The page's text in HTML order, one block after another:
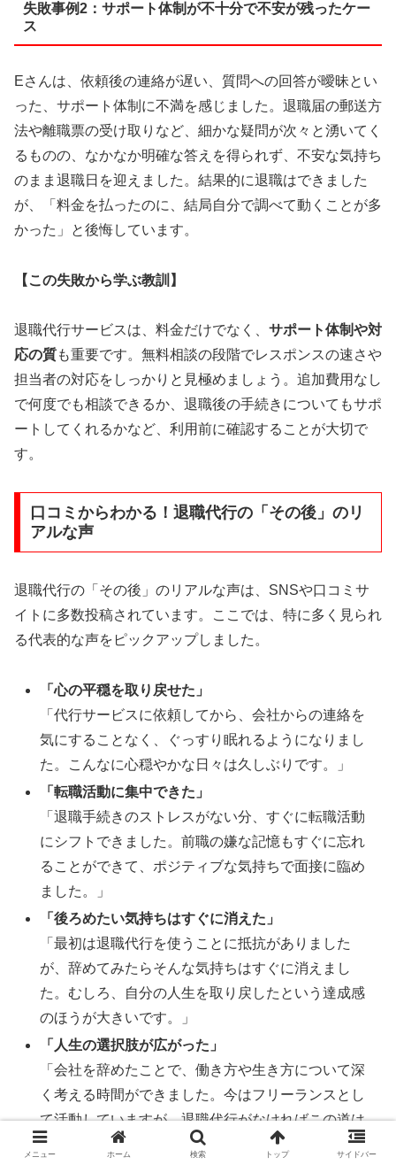
失敗事例2：サポート体制が不十分で不安が残ったケー
ス
Eさんは、依頼後の連絡が遅い、質問への回答が曖昧とい
った、サポート体制に不満を感じました。退職届の郵送方
法や離職票の受け取りなど、細かな疑問が次々と湧いてく
るものの、なかなか明確な答えを得られず、不安な気持ち
のまま退職日を迎えました。結果的に退職はできました
が、「料金を払ったのに、結局自分で調べて動くことが多
かった」と後悔しています。
【この失敗から学ぶ教訓】
退職代行サービスは、料金だけでなく、 サポート体制や対
応の質も重要です。無料相談の段階でレスポンスの速さや
担当者の対応をしっかりと見極めましょう。追加費用なし
で何度でも相談できるか、退職後の手続きについてもサポ
ートしてくれるかなど、利用前に確認することが大切で
す。
口コミからわかる！退職代行の「その後」のリ
アルな声
退職代行の「その後」のリアルな声は、SNSや口コミサ
イトに多数投稿されています。ここでは、特に多く見られ
る代表的な声をピックアップしました。
「心の平穏を取り戻せた」
「代行サービスに依頼してから、会社からの連絡を
気にすることなく、ぐっすり眠れるようになりまし
た。こんなに心穏やかな日々は久しぶりです。」
「転職活動に集中できた」
「退職手続きのストレスがない分、すぐに転職活動
にシフトできました。前職の嫌な記憶もすぐに忘れ
ることができて、ポジティブな気持ちで面接に臨め
ました。」
「後ろめたい気持ちはすぐに消えた」
「最初は退職代行を使うことに抵抗がありました
が、辞めてみたらそんな気持ちはすぐに消えまし
た。むしろ、自分の人生を取り戻したという達成感
のほうが大きいです。」
「人生の選択肢が広がった」
「会社を辞めたことで、働き方や生き方について深
く考える時間ができました。今はフリーランスとし
て活動していますが、退職代行がなければこの道は
選べなかったと思います。」
メニュー ホーム 検索 トップ サイドバー